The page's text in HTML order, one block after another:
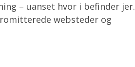
– uanset hvor i befinder jer.
websteder og